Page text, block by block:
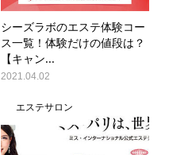
シーズラボのエステ体験コー
ス一覧！体験だけの値段は？
【キャン...
2021.04.02
エステサロン